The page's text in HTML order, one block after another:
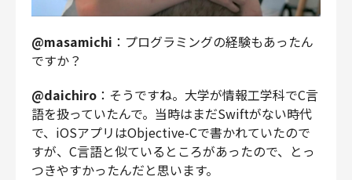
@masamichi ：プログラミングの経験もあったん
ですか？
@daichiro ：そうですね。大学が情報工学科でC言
語を扱っていたんで。当時はまだSwiftがない時代
で、iOSアプリはObjective-Cで書かれていたので
すが、C言語と似ているところがあったので、とっ
つきやすかったんだと思います。